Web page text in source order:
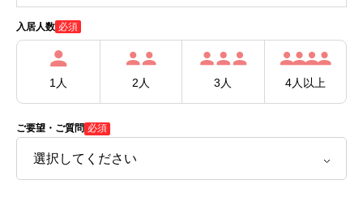
入居人数 必須
1人 2人 3人 4人以上
ご要望・ご質問 必須